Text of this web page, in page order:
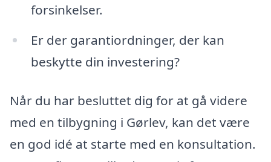
forsinkelser.
Er der garantiordninger, der kan
beskytte din investering?
Når du har besluttet dig for at gå videre
med en tilbygning i Gørlev, kan det være
en god idé at starte med en konsultation.